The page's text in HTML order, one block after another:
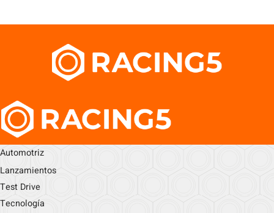
Automotriz
Lanzamientos
Test Drive
Tecnología